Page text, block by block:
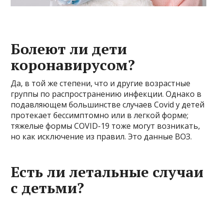
Болеют ли дети
коронавирусом?
Да, в той же степени, что и другие возрастные
группы по распространению инфекции. Однако в
подавляющем большинстве случаев Covid у детей
протекает бессимптомно или в легкой форме;
тяжелые формы COVID-19 тоже могут возникать,
но как исключение из правил. Это данные ВОЗ.
Есть ли летальные случаи
с детьми?